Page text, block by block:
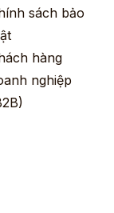
sách bảo
hàng
nghiệp